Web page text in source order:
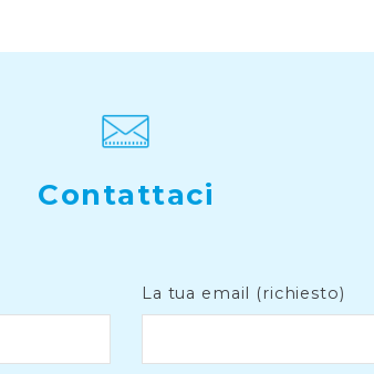
Contattaci
La tua email (richiesto)